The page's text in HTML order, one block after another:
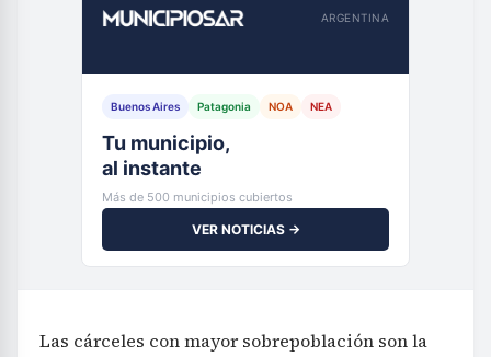
ARGENTINA
Buenos Aires Patagonia NOA NEA
Tu municipio,
al instante
Más de 500 municipios cubiertos
VER NOTICIAS →
Las cárceles con mayor sobrepoblación son la